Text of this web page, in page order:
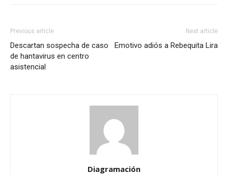
Previous article
Descartan sospecha de caso
de hantavirus en centro
asistencial
Next article
Emotivo adiós a Rebequita Lira
Diagramación